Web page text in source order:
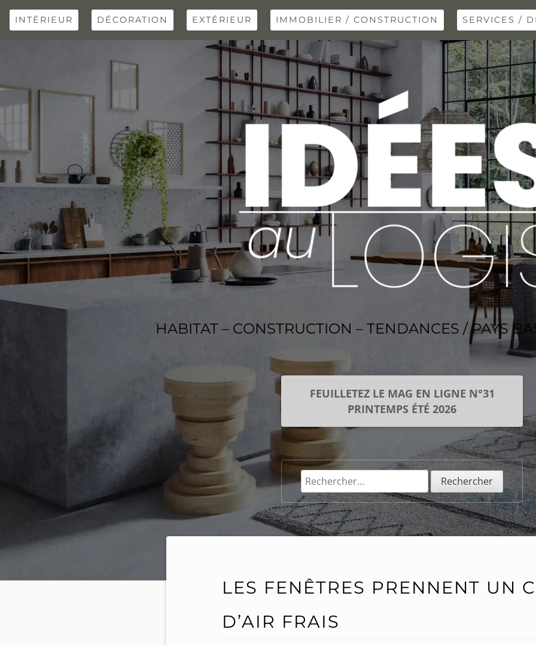
Skip
INTÉRIEUR DÉCORATION EXTÉRIEUR IMMOBILIER / CONSTRUCTION SERVICES /
HABITAT – CONSTRUCTION – TENDANCES / PAYS
FEUILLETEZ LE MAG EN LIGNE N°31
PRINTEMPS ÉTÉ 2026
Rechercher :
LES FENÊTRES PRENNENT UN
D’AIR FRAIS